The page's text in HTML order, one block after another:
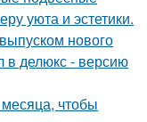
уюта и эстетики.
нового
в делюкс - версию
чтобы